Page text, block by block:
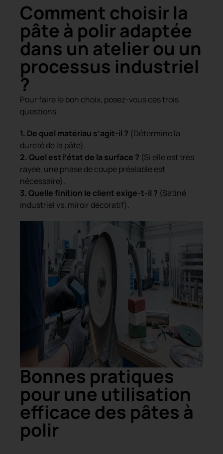
Comment choisir la
pâte à polir adaptée
dans un atelier ou un
processus industriel
?
Pour faire le bon choix, posez-vous ces trois
questions :
1. De quel matériau s’agit-il ? (Détermine la
dureté de la pâte).
2. Quel est l’état de la surface ? (Si elle est très
rayée, une phase de coupe préalable est
nécessaire).
3. Quelle finition le client exige-t-il ? (Satiné
industriel vs. miroir décoratif).
Bonnes pratiques
pour une utilisation
efficace des pâtes à
polir